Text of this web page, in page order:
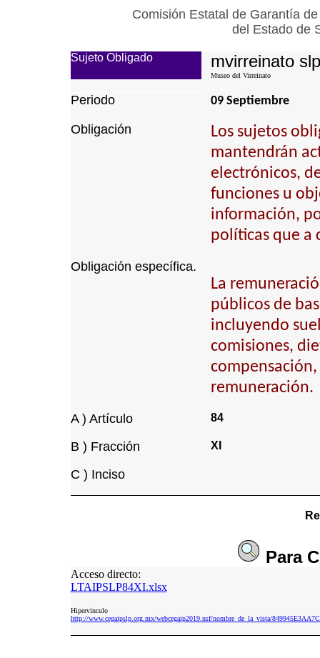
Comisión Estatal de Garantía
del Estado de
Sujeto Obligado mvirreinato slp
Museo del Virreinato
Periodo 09 Septiembre
Obligación
Los sujetos
mantendrán
electrónicos,
funciones u
información,
políticas que a
Obligación específica.
La
públicos de
incluyendo
comisiones,
remuneración.
A ) Artículo 84
B ) Fracción XI
C ) Inciso
Para
Acceso directo:
LTAIPSLP84XI.xlsx
Hipervinculo
http://www.cegaipslp.org.mx/webcegaip2019.nsf/nombre_de_la_vista/